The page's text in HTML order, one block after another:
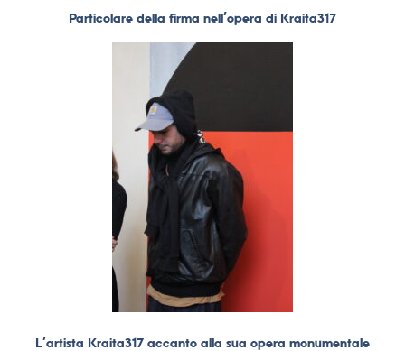
Particolare della firma nell’opera di Kraita317
L’artista Kraita317 accanto alla sua opera monumentale